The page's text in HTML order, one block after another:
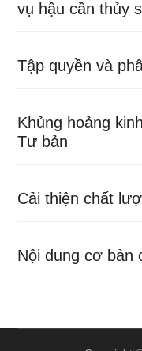
vụ hậu cần thủy
Tập quyền và
Khủng hoảng
Tư bản
Cải thiện chất
Nội dung cơ bản